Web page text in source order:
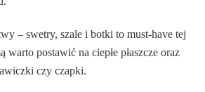
– swetry, szale i botki to must-have tej
postawić na ciepłe płaszcze oraz
czy czapki.